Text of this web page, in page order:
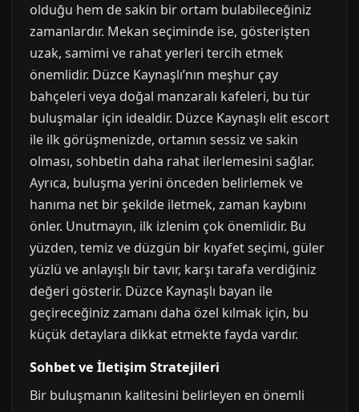
olduğu hem de sakin bir ortam bulabileceğiniz
zamanlardır. Mekan seçiminde ise, gösterişten
uzak, samimi ve rahat yerleri tercih etmek
önemlidir. Düzce Kaynaşlı’nın meşhur çay
bahçeleri veya doğal manzaralı kafeleri, bu tür
buluşmalar için idealdir. Düzce Kaynaşlı elit escort
ile ilk görüşmenizde, ortamın sessiz ve sakin
olması, sohbetin daha rahat ilerlemesini sağlar.
Ayrıca, buluşma yerini önceden belirlemek ve
hanıma net bir şekilde iletmek, zaman kaybını
önler. Unutmayın, ilk izlenim çok önemlidir. Bu
yüzden, temiz ve düzgün bir kıyafet seçimi, güler
yüzlü ve anlayışlı bir tavır, karşı tarafa verdiğiniz
değeri gösterir. Düzce Kaynaşlı bayan ile
geçireceğiniz zamanı daha özel kılmak için, bu
küçük detaylara dikkat etmekte fayda vardır.
Sohbet ve İletişim Stratejileri
Bir buluşmanın kalitesini belirleyen en önemli